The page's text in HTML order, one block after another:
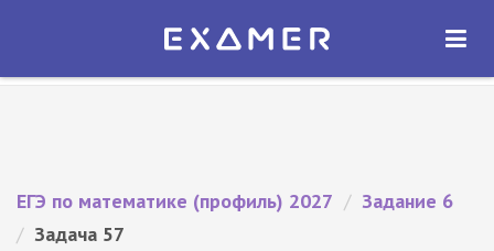
Экзамер — ЕГЭ 2027
ОТКРЫТЬ
ЕГЭ по математике (профиль) 2027 / Задание 6
/ Задача 57